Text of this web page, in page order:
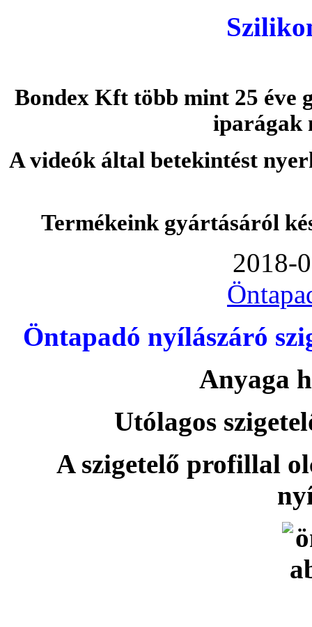
Bondex Kft több mint 25 éve
iparágak
A videók által betekintést
Termékeink gyártásáról
2018-
Öntapadó nyílászáró
Anyaga
Utólagos
A szigetelő profillal